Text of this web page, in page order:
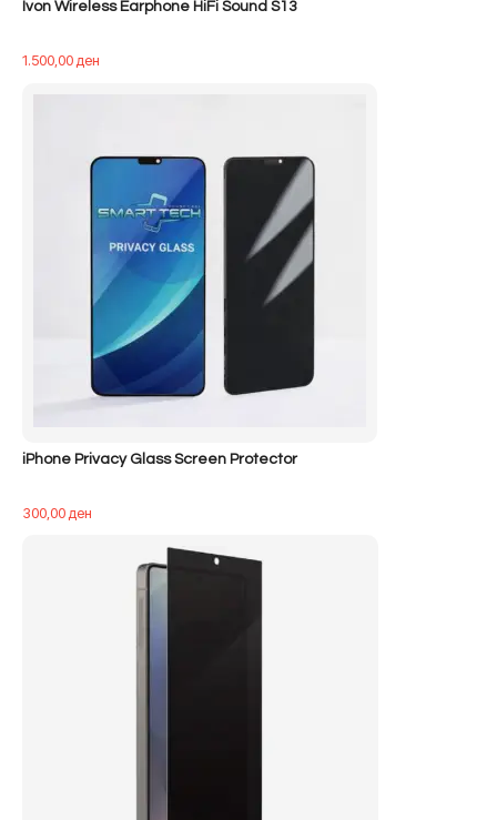
Ivon Wireless Earphone HiFi Sound S13
1.500,00ден
iPhone Privacy Glass Screen Protector
300,00ден